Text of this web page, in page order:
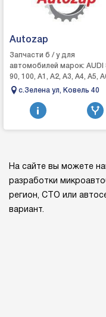
Autozap
Запчасти б / у для
автомобилей марок: AUDI
90, 100, А1, А2, А3, А4, А5,
А8, B4, BMW 3, 4, 5, 6, 7, 8,
c.Зелена ул, Ковель 40
На сайте вы можете
разработки
регион, СТО или
вариант.